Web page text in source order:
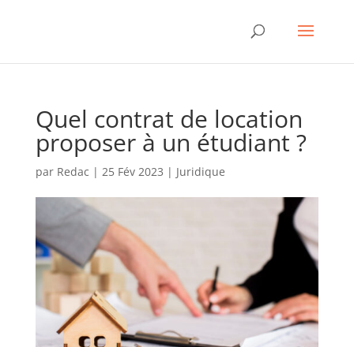
Quel contrat de location
proposer à un étudiant ?
par Redac | 25 Fév 2023 | Juridique